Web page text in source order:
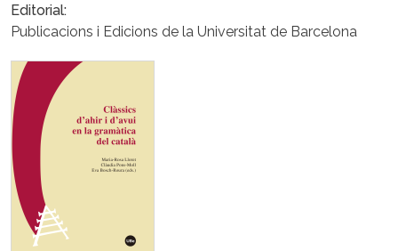
Editorial
Publicacions i Edicions de la Universitat de Barcelona